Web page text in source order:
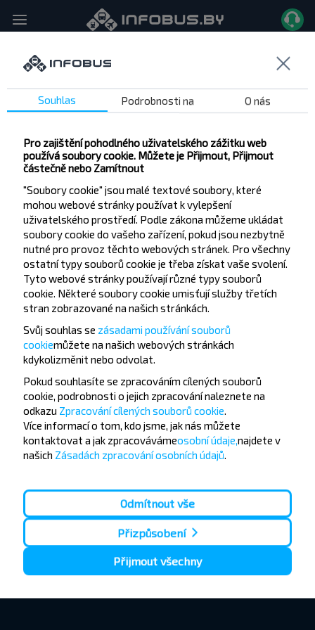
Pinsk → Ivanovo
Na Vámi vybraný datum nebyly nalezeny žádné trasy
Souhlas Podrobnosti na O nás
Pro zajištění pohodlného uživatelského zážitku web
používá soubory cookie. Můžete je Přijmout, Přijmout
částečně nebo Zamítnout
"Soubory cookie" jsou malé textové soubory, které
mohou webové stránky používat k vylepšení
uživatelského prostředí. Podle zákona můžeme ukládat
soubory cookie do vašeho zařízení, pokud jsou nezbytně
nutné pro provoz těchto webových stránek. Pro všechny
ostatní typy souborů cookie je třeba získat vaše svolení.
Tyto webové stránky používají různé typy souborů
cookie. Některé soubory cookie umisťují služby třetích
stran zobrazované na našich stránkách.
Svůj souhlas se zásadami používání souborů
cookiemůžete na našich webových stránkách
kdykolizměnit nebo odvolat.
Pokud souhlasíte se zpracováním cílených souborů
cookie, podrobnosti o jejich zpracování naleznete na
odkazu Zpracování cílených souborů cookie.
Více informací o tom, kdo jsme, jak nás můžete
kontaktovat a jak zpracovávámeosobní údaje,najdete v
našich Zásadách zpracování osobních údajů.
Odmítnout vše
Přizpůsobení
Přijmout všechny